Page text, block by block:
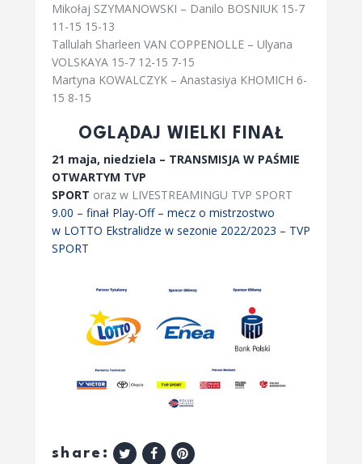
Mikołaj SZYMANOWSKI – Danilo BOSNIUK 15-7
11-15 15-13
Tallulah Sharleen VAN COPPENOLLE – Ulyana
VOLSKAYA 15-7 12-15 7-15
Martyna KOWALCZYK – Anastasiya KHOMICH 6-
15 8-15
OGLĄDAJ WIELKI FINAŁ
21 maja, niedziela – TRANSMISJA W PAŚMIE
OTWARTYM TVP
SPORT oraz w LIVESTREAMINGU TVP SPORT
9.00 – finał Play-Off – mecz o mistrzostwo
w LOTTO Ekstralidze w sezonie 2022/2023 – TVP
SPORT
share: